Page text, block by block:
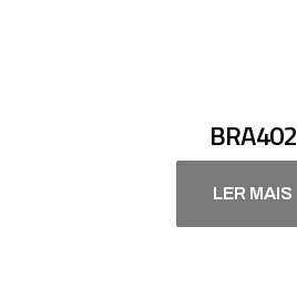
BRA402
LER MAIS